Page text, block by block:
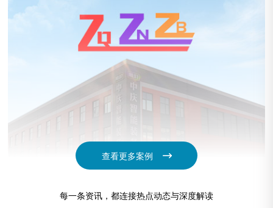
中庆智能装备
企业&集团 查看链接
查看更多案例
每一条资讯，都连接热点动态与深度解读